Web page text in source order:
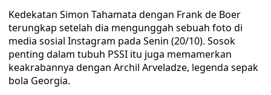
Kedekatan Simon Tahamata dengan Frank de Boer
terungkap setelah dia mengunggah sebuah foto di
media sosial Instagram pada Senin (20/10). Sosok
penting dalam tubuh PSSI itu juga memamerkan
keakrabannya dengan Archil Arveladze, legenda sepak
bola Georgia.